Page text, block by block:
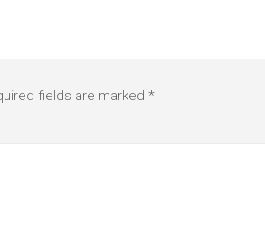
fields are marked *